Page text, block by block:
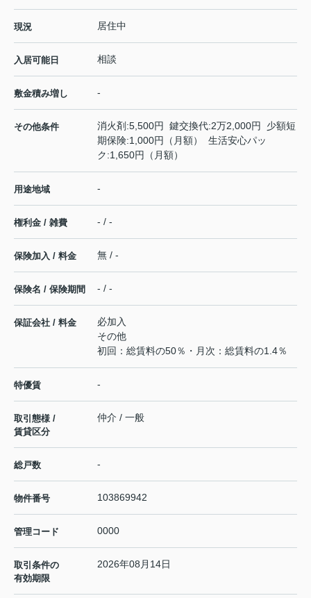
現況 居住中
入居可能日 相談
敷金積み増し -
その他条件
消火剤:5,500円 鍵交換代:2万2,000円 少額短
期保険:1,000円（月額） 生活安心パッ
ク:1,650円（月額）
用途地域 -
権利金 / 雑費 - / -
保険加入 / 料金 無 / -
保険名 / 保険期間 - / -
保証会社 / 料金
必加入
その他
初回：総賃料の50％・月次：総賃料の1.4％
特優賃 -
取引態様 /
賃貸区分
仲介 / 一般
総戸数 -
物件番号 103869942
管理コード 0000
取引条件の
有効期限
2026年08月14日